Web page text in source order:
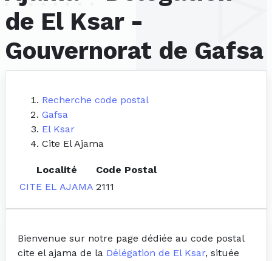
de El Ksar -
Gouvernorat de Gafsa
Recherche code postal
Gafsa
El Ksar
Cite El Ajama
Localité
Code Postal
CITE EL AJAMA 2111
Bienvenue sur notre page dédiée au code postal
cite el ajama de la Délégation de El Ksar, située